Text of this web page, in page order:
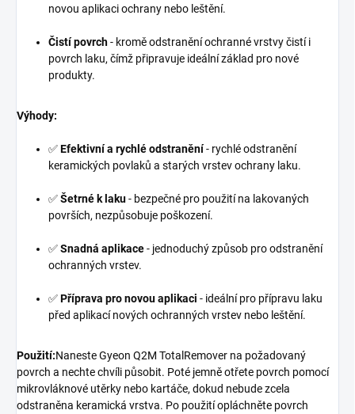
novou aplikaci ochrany nebo leštění.
Čistí povrch- kromě odstranění ochranné vrstvy čistí i
povrch laku, čímž připravuje ideální základ pro nové
produkty.
Výhody:
✅Efektivní a rychlé odstranění- rychlé odstranění
keramických povlaků a starých vrstev ochrany laku.
✅Šetrné k laku- bezpečné pro použití na lakovaných
površích, nezpůsobuje poškození.
✅Snadná aplikace- jednoduchý způsob pro odstranění
ochranných vrstev.
✅Příprava pro novou aplikaci - ideální pro přípravu laku
před aplikací nových ochranných vrstev nebo leštění.
Použití:Naneste Gyeon Q2M TotalRemover na požadovaný
povrch a nechte chvíli působit. Poté jemně otřete povrch pomocí
mikrovláknové utěrky nebo kartáče, dokud nebude zcela
odstraněna keramická vrstva. Po použití opláchněte povrch